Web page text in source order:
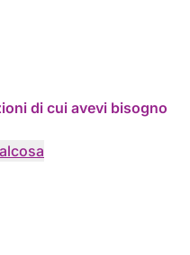
di cui avevi bisogno